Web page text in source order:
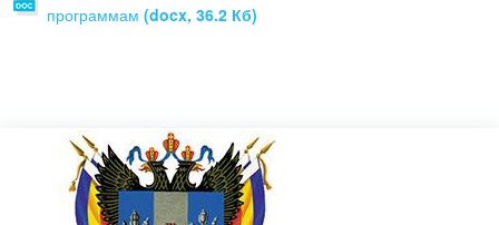
программам (docx, 36.2 Кб)